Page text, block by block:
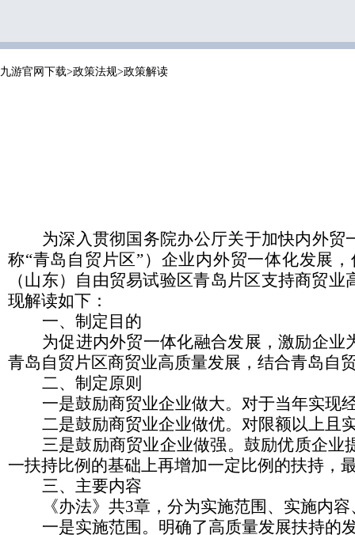
九游官网下载>政策法规>政策解读
为深入贯彻国务院办公厅关于加快内外
称“青岛自贸片区”）企业内外贸一体化发展
（山东）自由贸易试验区青岛片区支持商贸
现解读如下：
一、制定目的
为促进内外贸一体化融合发展，激励企
青岛自贸片区商贸业高质量发展，结合青岛自
二、制定原则
一是鼓励商贸业企业做大。 对于当年实现
二是鼓励商贸业企业做优。 对限额以上且
三是鼓励商贸业企业做强。 鼓励优质企业
一扶持比例的基础上再增加一定比例的扶持，
三、主要内容
《办法》共3章，分为实施范围、实施内
一是实施范围。 明确了高质量发展扶持的